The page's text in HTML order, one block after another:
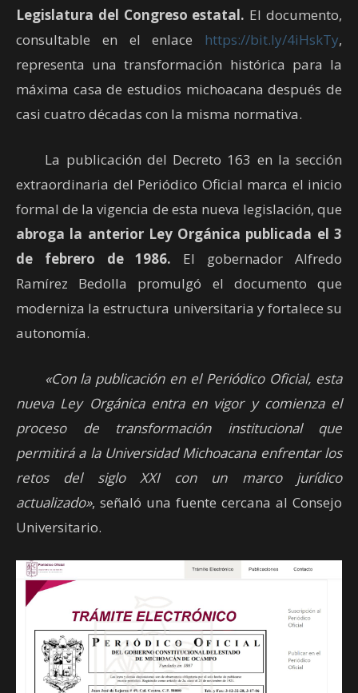
Legislatura del Congreso estatal. El documento,
consultable en el enlace https://bit.ly/4iHskTy,
representa una transformación histórica para la
máxima casa de estudios michoacana después de
casi cuatro décadas con la misma normativa.
La publicación del Decreto 163 en la sección
extraordinaria del Periódico Oficial marca el inicio
formal de la vigencia de esta nueva legislación, que
abroga la anterior Ley Orgánica publicada el 3
de febrero de 1986. El gobernador Alfredo
Ramírez Bedolla promulgó el documento que
moderniza la estructura universitaria y fortalece su
autonomía.
«Con la publicación en el Periódico Oficial, esta
nueva Ley Orgánica entra en vigor y comienza el
proceso de transformación institucional que
permitirá a la Universidad Michoacana enfrentar los
retos del siglo XXI con un marco jurídico
actualizado», señaló una fuente cercana al Consejo
Universitario.